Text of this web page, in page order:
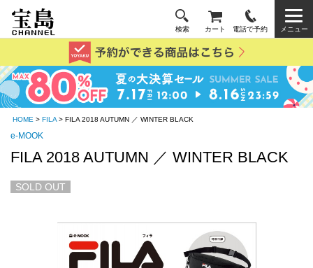
検索 カート 電話で予約 メニュー
HOME > FILA> FILA 2018 AUTUMN ／ WINTER BLACK
e-MOOK
FILA 2018 AUTUMN ／ WINTER BLACK
SOLD OUT